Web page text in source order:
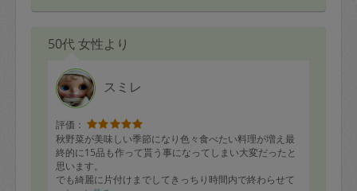
い。
定期依頼1回（3時間）の金額とスポット
1回（3時間）依頼した場合の金額の差額
相当で料金設定されています。
50代 女性より
スミレ
評価：
秋野菜が美味しい季節になり色々食べたい料理が増え最
終的に15品も作って貰う事になってしまい大変だったと
思います。
でも綺麗に片付けまでしてきっちり時間内で終わらせて